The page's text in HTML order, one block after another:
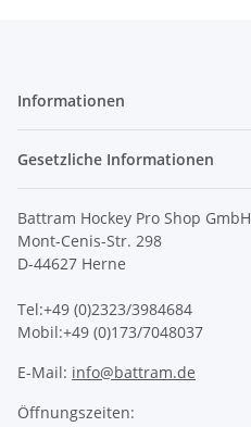
Informationen
Gesetzliche Informationen
Battram Hockey Pro Shop GmbH
Mont-Cenis-Str. 298
D-44627 Herne
Tel:+49 (0)2323/3984684
Mobil:+49 (0)173/7048037
E-Mail: info@battram.de
Öffnungszeiten: